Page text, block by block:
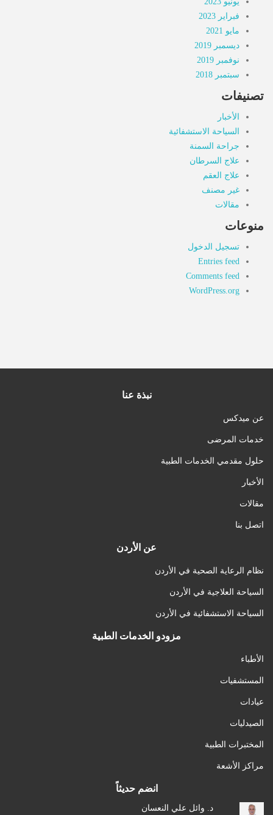
فبراير 2023
مايو 2021
ديسمبر 2019
نوفمبر 2019
سبتمبر 2018
تصنيفات
الأخبار
السياحة الاستشفائية
جراحة السمنة
علاج السرطان
علاج العقم
غير مصنف
مقالات
منوعات
تسجيل الدخول
Entries feed
Comments feed
WordPress.org
نبذة عنا
عن ميدكس
خدمات المرضى
حلول مقدمي الخدمات الطبية
الأخبار
مقالات
اتصل بنا
عن الأردن
نظام الرعاية الصحية في الأردن
السياحة العلاجية في الأردن
السياحة الاستشفائية في الأردن
مزودو الخدمات الطبية
الأطباء
المستشفيات
عيادات
الصيدليات
المختبرات الطبية
مراكز الأشعة
انضم حديثاً
د. وائل علي النعسان